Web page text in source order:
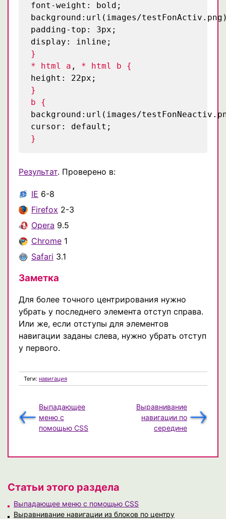
font-weight: bold;
background:url(images/
padding-top: 3px;
display: inline;
}
* html a , * html b {
height: 22px;
}
b {
background:url(images/
cursor: default;
}
Результат. Проверено в:
IE 6-8
Firefox 2-3
Opera 9.5
Chrome 1
Safari 3.1
Заметка
Для более точного центрирования нужно
убрать у последнего элемента отступ справа.
Или же, если отступы для элементов
навигации заданы слева, нужно убрать отступ
у первого.
Теги: навигация
Выравнивание
навигации по
середине
Выпадающее
меню с
помощью CSS
Статьи этого раздела
Выпадающее меню с помощью CSS
Выравнивание навигации из блоков по центру